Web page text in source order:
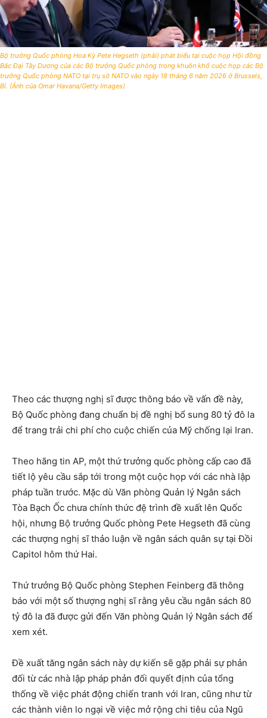
Bộ trưởng Quốc phòng Hoa Kỳ Pete Hegseth (phải) phát biểu tại cuộc họp Hội đồng
Bắc Đại Tây Dương của các Bộ trưởng Quốc phòng trong khuôn khổ cuộc họp các Bộ
trưởng Quốc phòng NATO tại trụ sở NATO vào ngày 18 tháng 6 năm 2026 ở Brussels,
Bỉ. (Ảnh của Omar Havana/Getty Images)
Theo các thượng nghị sĩ được thông báo về vấn đề này,
Bộ Quốc phòng đang chuẩn bị đề nghị bổ sung 80 tỷ đô la
để trang trải chi phí cho cuộc chiến của Mỹ chống lại Iran.
Theo hãng tin AP, một thứ trưởng quốc phòng cấp cao đã
tiết lộ yêu cầu sắp tới trong một cuộc họp với các nhà lập
pháp tuần trước. Mặc dù Văn phòng Quản lý Ngân sách
Tòa Bạch Ốc chưa chính thức đệ trình đề xuất lên Quốc
hội, nhưng Bộ trưởng Quốc phòng Pete Hegseth đã cùng
các thượng nghị sĩ thảo luận về ngân sách quân sự tại Đồi
Capitol hôm thứ Hai.
Thứ trưởng Bộ Quốc phòng Stephen Feinberg đã thông
báo với một số thượng nghị sĩ rằng yêu cầu ngân sách 80
tỷ đô la đã được gửi đến Văn phòng Quản lý Ngân sách để
xem xét.
Đề xuất tăng ngân sách này dự kiến ​​sẽ gặp phải sự phản
đối từ các nhà lập pháp phản đối quyết định của tổng
thống về việc phát động chiến tranh với Iran, cũng như từ
các thành viên lo ngại về việc mở rộng chi tiêu của Ngũ